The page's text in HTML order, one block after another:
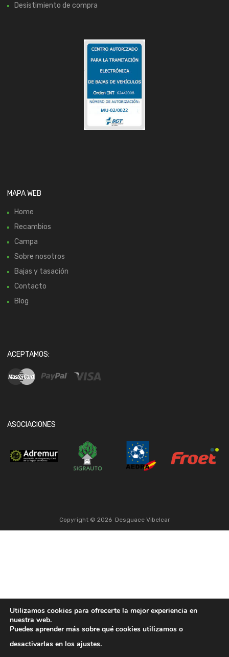
Desistimiento de compra
MAPA WEB
Home
Recambios
Campa
Sobre nosotros
Bajas y tasación
Contacto
Blog
ACEPTAMOS:
ASOCIACIONES
Copyright © 2026 Desguace Vibelcar
Utilizamos cookies para ofrecerte la mejor experiencia en
nuestra web.
Puedes aprender más sobre qué cookies utilizamos o
desactivarlas en los ajustes.